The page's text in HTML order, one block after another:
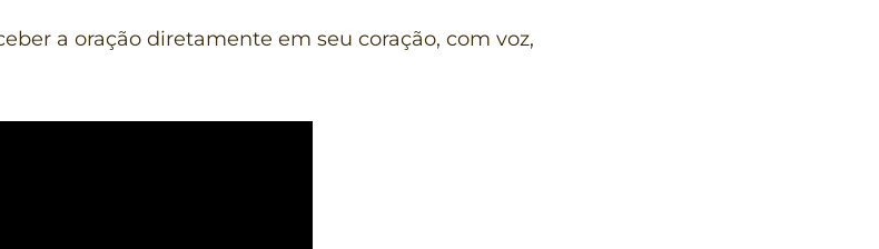
a oração diretamente em seu coração, com voz,